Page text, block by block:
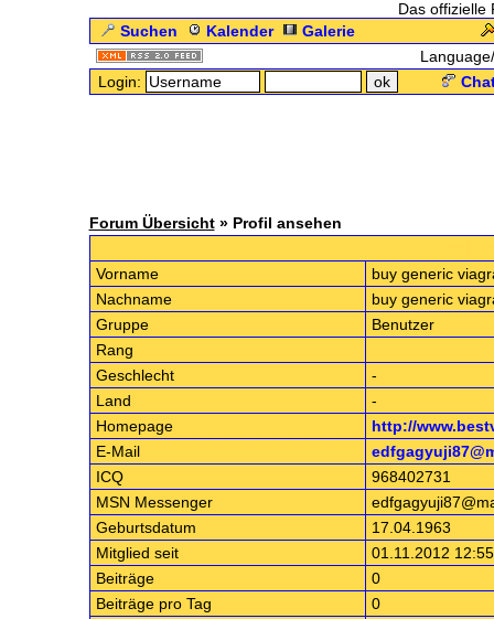
Das offizielle
Suchen
Kalender
Galerie
Login:
Forum Übersicht» Profil ansehen
Vorname
buy generic
Nachname
buy generic
Gruppe
Benutzer
Rang
Geschlecht
-
Land
-
Homepage
http://
E-Mail
ICQ
968402731
MSN Messenger
Geburtsdatum
17.04.1963
Mitglied seit
01.11.2012
Beiträge
0
Beiträge pro Tag
0